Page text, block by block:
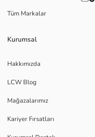
Tüm Markalar
Kurumsal
Hakkımızda
LCW Blog
Mağazalarımız
Kariyer Fırsatları